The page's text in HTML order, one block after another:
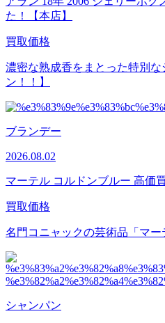
た！【本店】
買取価格
濃密な熟成香をまとった特別
ン！！】
ブランデー
2026.08.02
マーテル コルドンブルー 高価
買取価格
名門コニャックの芸術品「マー
シャンパン